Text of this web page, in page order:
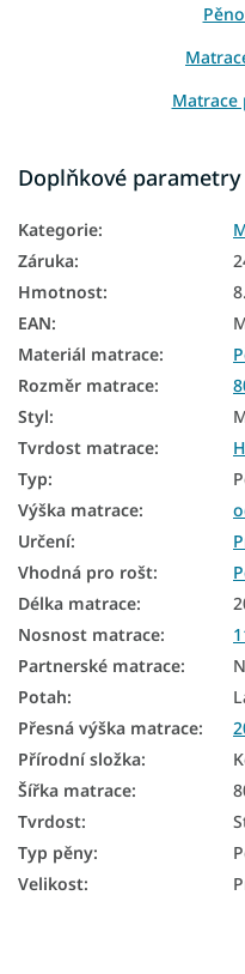
Matrace
Pěnové
Tvrdé
Vysoké
Doplňkové parametry
Kategorie:
Záruka:
Hmotnost:
EAN:
Materiál matrace:
Rozměr matrace:
Styl:
Tvrdost matrace:
Typ:
Výška matrace:
Určení:
Vhodná pro rošt:
Délka matrace:
Nosnost matrace:
Partnerské matrace:
Potah:
Přesná výška matrace:
Přírodní složka:
Šířka matrace:
Tvrdost:
Typ pěny:
Velikost: